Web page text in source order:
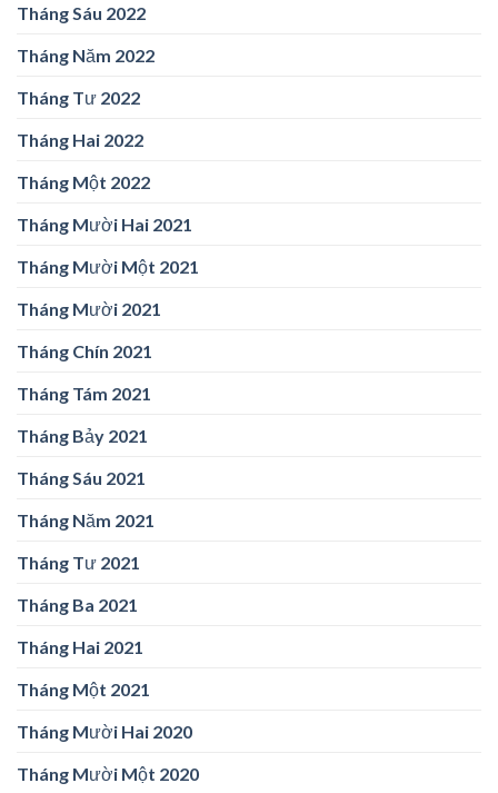
Tháng Sáu 2022
Tháng Năm 2022
Tháng Tư 2022
Tháng Hai 2022
Tháng Một 2022
Tháng Mười Hai 2021
Tháng Mười Một 2021
Tháng Mười 2021
Tháng Chín 2021
Tháng Tám 2021
Tháng Bảy 2021
Tháng Sáu 2021
Tháng Năm 2021
Tháng Tư 2021
Tháng Ba 2021
Tháng Hai 2021
Tháng Một 2021
Tháng Mười Hai 2020
Tháng Mười Một 2020